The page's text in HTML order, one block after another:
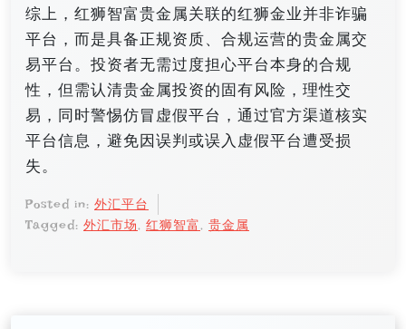
综上，红狮智富贵金属关联的红狮金业并非诈骗
平台，而是具备正规资质、合规运营的贵金属交
易平台。投资者无需过度担心平台本身的合规
性，但需认清贵金属投资的固有风险，理性交
易，同时警惕仿冒虚假平台，通过官方渠道核实
平台信息，避免因误判或误入虚假平台遭受损
失。
Posted in: 外汇平台
Tagged: 外汇市场, 红狮智富, 贵金属